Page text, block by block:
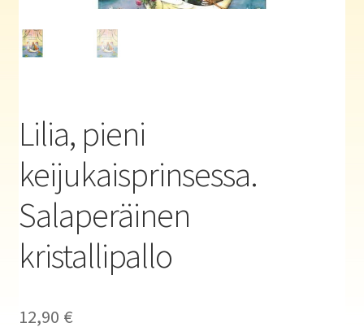
Haluatko kirjailijaksi?
Lilia, pieni
keijukaisprinsessa.
Salaperäinen
kristallipallo
12,90 €